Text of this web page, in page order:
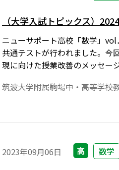
（大学入試トピックス）
ニューサポート高校「数学」
共通テストが行われました。今
現に向けた授業改善のメッセー
筑波大学附属駒場中・高等学
2023年09月06日 高 数学